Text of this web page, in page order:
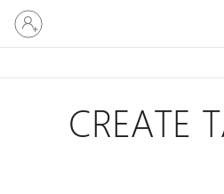
تسجيل
الدخول
إلى